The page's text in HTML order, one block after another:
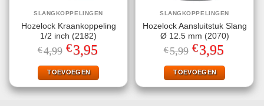
SLANGKOPPELINGEN
Hozelock Kraankoppeling
1/2 inch (2182)
€4,99 Oorspronkelijke
prijs
was:
€4,99.
€3,95
is:
€3,95.
TOEVOEGEN
SLANGKOPPELINGEN
Hozelock Aansluitstuk Slang
Ø 12.5 mm (2070)
€5,99 Oorspronkelijke
prijs
was:
€5,99.
€3,95
is:
€3,95.
TOEVOEGEN